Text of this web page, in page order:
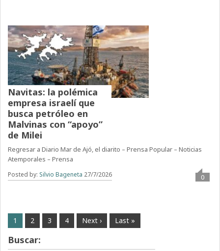
Navitas: la polémica
empresa israelí que
busca petróleo en
Malvinas con “apoyo”
de Milei
Regresar a Diario Mar de Ajó, el diarito – Prensa Popular – Noticias
Atemporales – Prensa
Posted by: Silvio Bageneta 27/7/2026 0
1 2 3 4 Next › Last »
Buscar: